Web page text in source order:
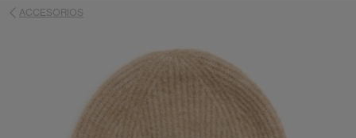
ACCESORIOS